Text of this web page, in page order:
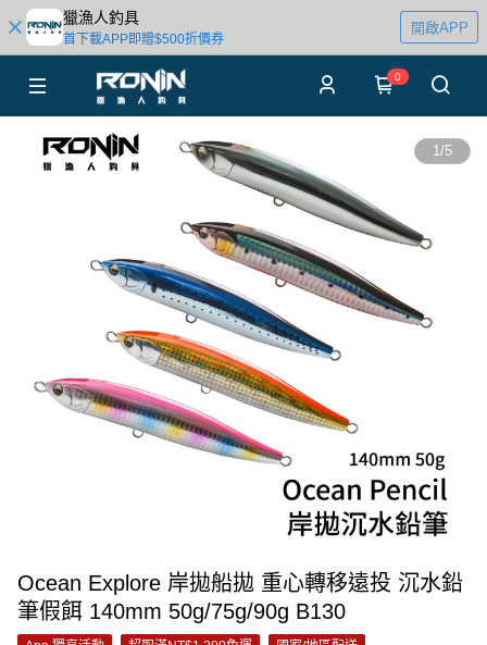
獵漁人釣具
首下載APP即贈$500折價券
開啟APP
0
1/5
Ocean Explore 岸拋船拋 重心轉移遠投 沉水鉛
筆假餌 140mm 50g/75g/90g B130